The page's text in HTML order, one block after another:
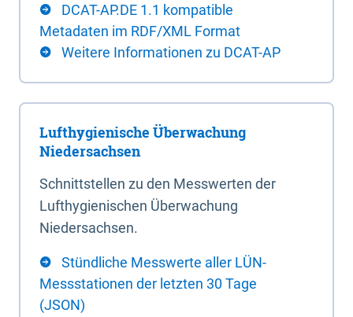
DCAT-AP.DE 1.1 kompatible
Metadaten im RDF/XML Format
Weitere Informationen zu DCAT-AP
Lufthygienische Überwachung
Niedersachsen
Schnittstellen zu den Messwerten der
Lufthygienischen Überwachung
Niedersachsen.
Stündliche Messwerte aller LÜN-
Messstationen der letzten 30 Tage
(JSON)